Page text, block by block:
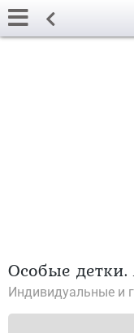
Особые детки.
Индивидуальные и